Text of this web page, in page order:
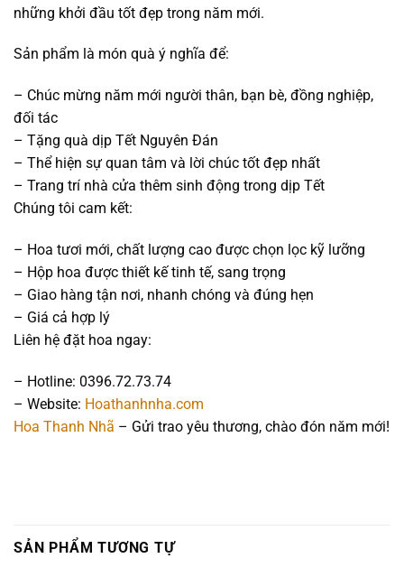
những khởi đầu tốt đẹp trong năm mới.
Sản phẩm là món quà ý nghĩa để:
– Chúc mừng năm mới người thân, bạn bè, đồng nghiệp,
đối tác
– Tặng quà dịp Tết Nguyên Đán
– Thể hiện sự quan tâm và lời chúc tốt đẹp nhất
– Trang trí nhà cửa thêm sinh động trong dịp Tết
Chúng tôi cam kết:
– Hoa tươi mới, chất lượng cao được chọn lọc kỹ lưỡng
– Hộp hoa được thiết kế tinh tế, sang trọng
– Giao hàng tận nơi, nhanh chóng và đúng hẹn
– Giá cả hợp lý
Liên hệ đặt hoa ngay:
– Hotline: 0396.72.73.74
– Website: Hoathanhnha.com
Hoa Thanh Nhã – Gửi trao yêu thương, chào đón năm mới!
SẢN PHẨM TƯƠNG TỰ